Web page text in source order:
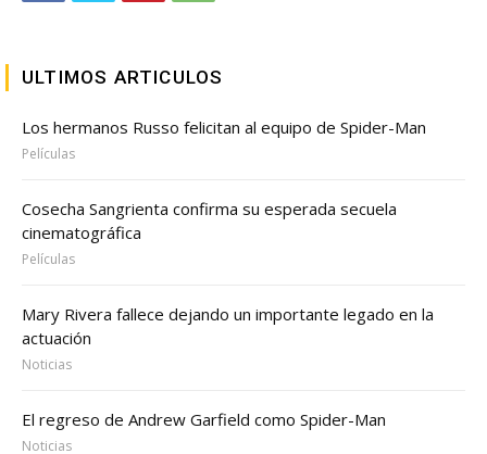
ULTIMOS ARTICULOS
Los hermanos Russo felicitan al equipo de Spider-Man
Películas
Cosecha Sangrienta confirma su esperada secuela
cinematográfica
Películas
Mary Rivera fallece dejando un importante legado en la
actuación
Noticias
El regreso de Andrew Garfield como Spider-Man
Noticias